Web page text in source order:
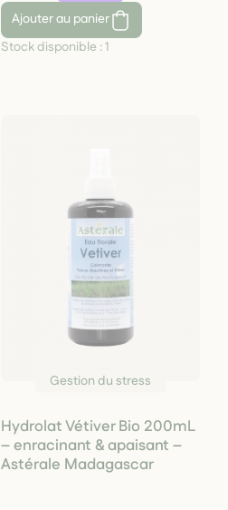
Ajouter
au panier
Stock disponible :1
Gestion du stress
Hydrolat Vétiver Bio 200mL
– enracinant & apaisant –
Astérale Madagascar